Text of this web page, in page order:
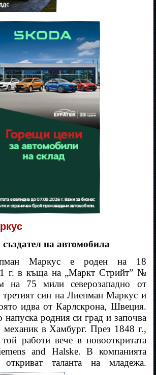
създател на автомобила
Маркус е роден на 18
г. в къща на „Маркт Стрийт” №
на 75 мили северозападно от
син на Лиепман Маркус и
идва от Карлскрона, Швеция.
родния си град и започва
механик в Хамбург. През 1848 г.,
работи вече в новооткритата
and Halske. В компанията
таланта на младежа.